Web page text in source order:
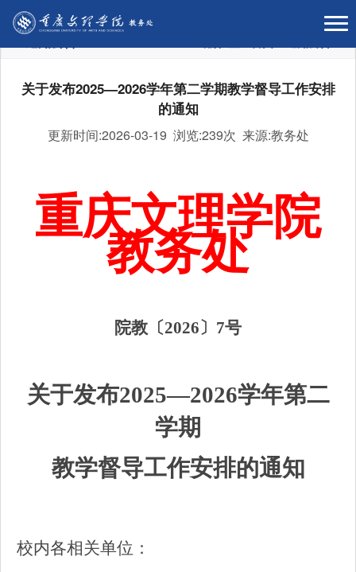
关于发布2025—2026学年第二学期教学督导工作安排
的通知
更新时间:2026-03-19 浏览:239次 来源:教务处
重庆文理学院
教务处
院教〔2026〕7号
关于发布2025—2026学年第二
学期
教学督导工作安排的通知
校内各相关单位：